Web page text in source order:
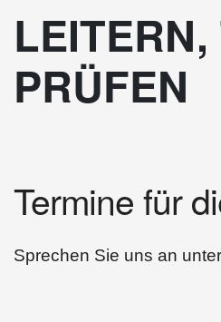
PRÜFEN
Termine für
Sprechen Sie uns an